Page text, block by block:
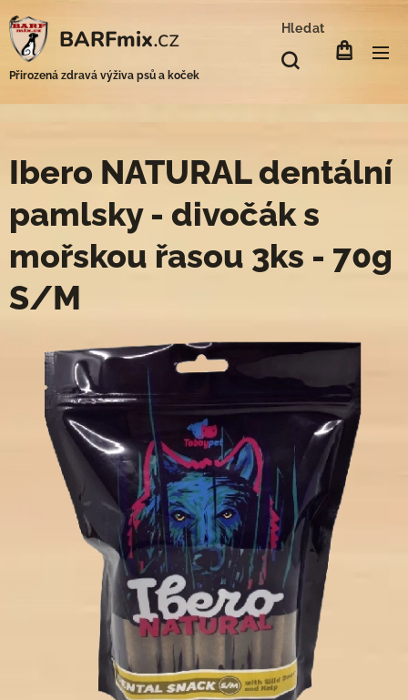
BARFmix.cz
Přirozená zdravá výživa psů a koček
Hledat
Ibero NATURAL dentální
pamlsky - divočák s
mořskou řasou 3ks - 70g
S/M